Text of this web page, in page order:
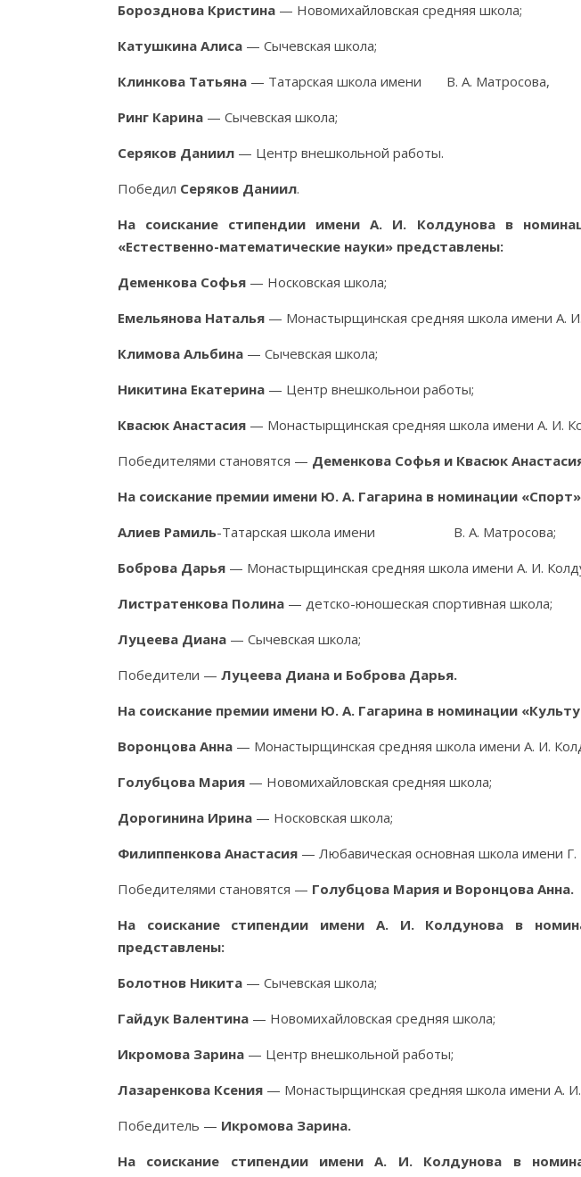
Борозднова Кристина — Новомихайловская средняя школа;
Катушкина Алиса — Сычевская школа;
Клинкова Татьяна — Татарская школа имени В. А. Матросова,
Ринг Карина — Сычевская школа;
Серяков Даниил — Центр внешкольной работы.
Победил Серяков Даниил.
На соискание стипендии имени А. И. Колдунова в
«Естественно-математические науки» представлены:
Деменкова Софья — Носковская школа;
Емельянова Наталья — Монастырщинская средняя школа имени А.
Климова Альбина — Сычевская школа;
Никитина Екатерина — Центр внешкольнои работы;
Квасюк Анастасия — Монастырщинская средняя школа имени А. И.
Победителями становятся — Деменкова Софья и Квасюк
На соискание премии имени Ю. А. Гагарина в номинации
Алиев Рамиль-Татарская школа имени В. А. Матросова;
Боброва Дарья — Монастырщинская средняя школа имени А. И.
Листратенкова Полина — детско-юношеская спортивная школа;
Луцеева Диана — Сычевская школа;
Победители — Луцеева Диана и Боброва Дарья.
На соискание премии имени Ю. А. Гагарина в номинации
Воронцова Анна — Монастырщинская средняя школа имени А. И.
Голубцова Мария — Новомихайловская средняя школа;
Дорогинина Ирина — Носковская школа;
Филиппенкова Анастасия — Любавическая основная школа имени Г.
Победителями становятся — Голубцова Мария и Воронцова Анна.
На соискание стипендии имени А. И. Колдунова в
представлены:
Болотнов Никита — Сычевская школа;
Гайдук Валентина — Новомихайловская средняя школа;
Икромова Зарина — Центр внешкольной работы;
Лазаренкова Ксения — Монастырщинская средняя школа имени А.
Победитель — Икромова Зарина.
На соискание стипендии имени А. И. Колдунова в